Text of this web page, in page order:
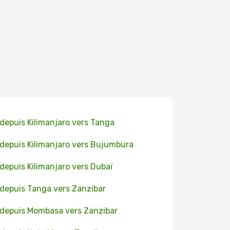
Kilimanjaro vers Tanga
Kilimanjaro vers Bujumbura
Kilimanjaro vers Dubaï
Tanga vers Zanzibar
Mombasa vers Zanzibar